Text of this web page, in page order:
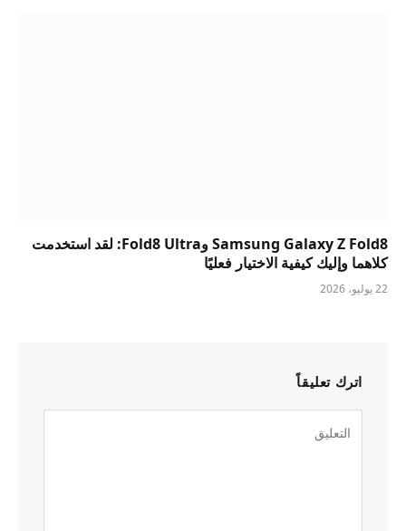
Samsung Galaxy Z Fold8 وFold8 Ultra: لقد استخدمت
كلاهما وإليك كيفية الاختيار فعليًا
22 يوليو، 2026
اترك تعليقاً